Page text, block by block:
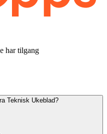
har tilgang
Teknisk Ukeblad?